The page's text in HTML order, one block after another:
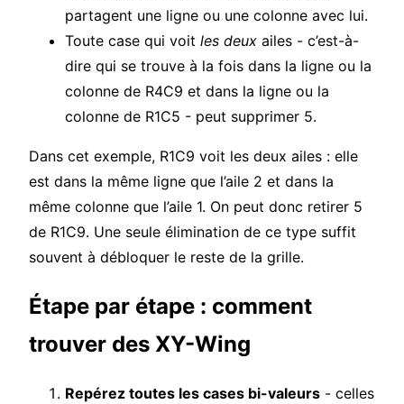
partagent une ligne ou une colonne avec lui.
Toute case qui voit les deux ailes - c’est-à-
dire qui se trouve à la fois dans la ligne ou la
colonne de R4C9 et dans la ligne ou la
colonne de R1C5 - peut supprimer 5.
Dans cet exemple, R1C9 voit les deux ailes : elle
est dans la même ligne que l’aile 2 et dans la
même colonne que l’aile 1. On peut donc retirer 5
de R1C9. Une seule élimination de ce type suffit
souvent à débloquer le reste de la grille.
Étape par étape : comment
trouver des XY-Wing
Repérez toutes les cases bi-valeurs - celles